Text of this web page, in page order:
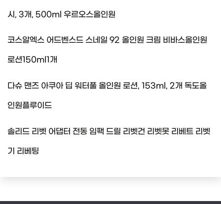
시, 3개, 500ml 우르오스올인원
코스알엑스 어드벤스드 스네일 92 올인원 크림 비바스올인원
로션150ml1개
다슈 맨즈 아쿠아 딥 워터풀 올인원 로션, 153ml, 2개 독도올
인원플루이드
솔리드 리벳 어댑터 전동 임팩 드릴 리벳건 리벳못 리베트 리벳
기 리베팅